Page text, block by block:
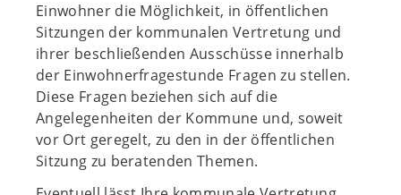
Einwohner die Möglichkeit, in öffentlichen
Sitzungen der kommunalen Vertretung und
ihrer beschließenden Ausschüsse innerhalb
der Einwohnerfragestunde Fragen zu stellen.
Diese Fragen beziehen sich auf die
Angelegenheiten der Kommune und, soweit
vor Ort geregelt, zu den in der öffentlichen
Sitzung zu beratenden Themen.